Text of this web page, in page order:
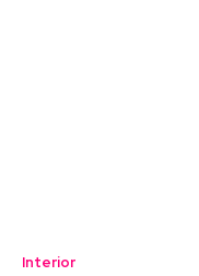
Interior